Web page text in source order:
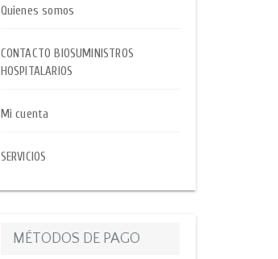
Quienes somos
CONTACTO BIOSUMINISTROS
HOSPITALARIOS
Mi cuenta
SERVICIOS
MÉTODOS DE PAGO